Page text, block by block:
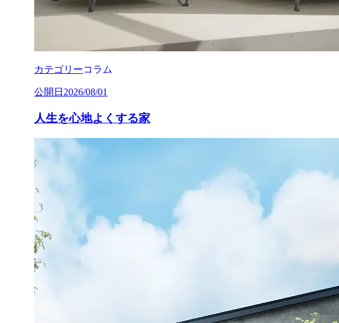
カテゴリーコラム
公開日 2026/08/01
人生を心地よくする家